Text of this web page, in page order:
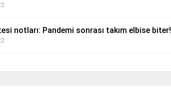
notları: Pandemi sonrası takım elbise biter!